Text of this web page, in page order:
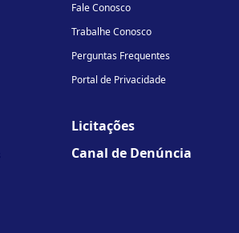
Fale Conosco
Trabalhe Conosco
Perguntas Frequentes
Portal de Privacidade
Licitações
Canal de Denúncia